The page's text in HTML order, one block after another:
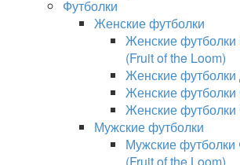
Футболки
Женские футболки
Женские
(Fruit of the Loom)
Женские
Женские
Женские футболки
Мужские футболки
Мужские